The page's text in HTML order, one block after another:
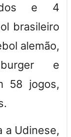
e 4
brasileiro
alemão,
e
58 jogos,
a Udinese,